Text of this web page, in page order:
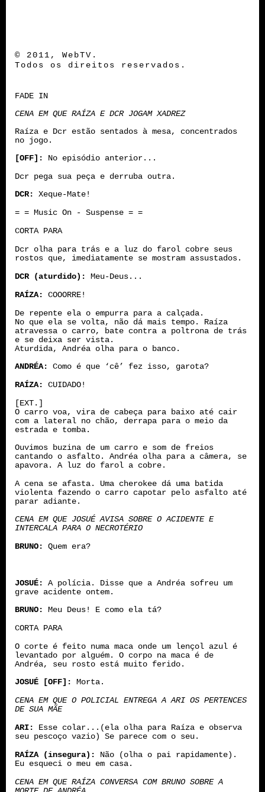
© 2011, WebTV.
Todos os direitos reservados.
FADE IN
CENA EM QUE RAÍZA E DCR JOGAM XADREZ
Raíza e Dcr estão sentados à mesa, concentrados
no jogo.
[OFF]:
No episódio anterior...
Dcr pega sua peça e derruba outra.
DCR:
Xeque-Mate!
= = Music On - Suspense = =
CORTA PARA
Dcr olha para trás e a luz do farol cobre seus
rostos que, imediatamente se mostram assustados.
DCR (aturdido):
Meu-Deus...
RAÍZA:
COOORRE!
De repente ela o empurra para a calçada.
No que ela se volta, não dá mais tempo. Raíza
atravessa o carro, bate contra a poltrona de trás
e se deixa ser vista.
Aturdida, Andréa olha para o banco.
ANDRÉA:
Como é que ‘cê’ fez isso, garota?
RAÍZA:
CUIDADO!
[EXT.]
O carro voa, vira de cabeça para baixo até cair
com a lateral no chão, derrapa para o meio da
estrada e tomba.
Ouvimos buzina de um carro e som de freios
cantando o asfalto. Andréa olha para a câmera, se
apavora. A luz do farol a cobre.
A cena se afasta. Uma cherokee dá uma batida
violenta fazendo o carro capotar pelo asfalto até
parar adiante.
CENA EM QUE JOSUÉ AVISA SOBRE O ACIDENTE E
INTERCALA PARA O NECROTÉRIO
BRUNO:
Quem era?
JOSUÉ:
A polícia. Disse que a Andréa sofreu um
grave acidente ontem.
BRUNO:
Meu Deus! E como ela tá?
CORTA PARA
O corte é feito numa maca onde um lençol azul é
levantado por alguém. O corpo na maca é de
Andréa, seu rosto está muito ferido.
JOSUÉ [OFF]:
Morta.
CENA EM QUE O POLICIAL ENTREGA A ARI OS PERTENCES
DE SUA MÃE
ARI:
Esse colar...(ela olha para Raíza e observa
seu pescoço vazio) Se parece com o seu.
RAÍZA (insegura):
Não (olha o pai rapidamente).
Eu esqueci o meu em casa.
CENA EM QUE RAÍZA CONVERSA COM BRUNO SOBRE A